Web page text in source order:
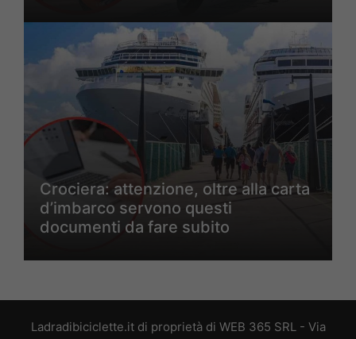
Crociera: attenzione, oltre alla carta
d’imbarco servono questi
documenti da fare subito
Ladradibiciclette.it di proprietà di WEB 365 SRL - Via